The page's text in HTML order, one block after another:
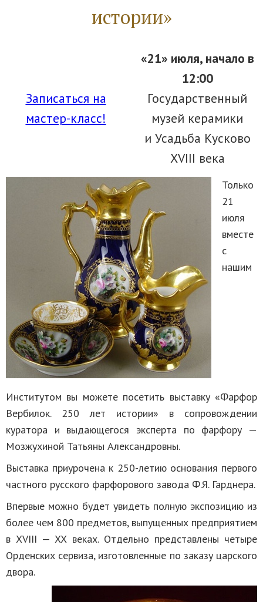
истории»
Записаться на
мастер-класс!
«21» июля, начало в
12:00
Государственный
музей керамики
и Усадьба Кусково
XVIII века
Только
21
июля
вместе
с
нашим
Институтом вы можете посетить выставку «Фарфор
Вербилок. 250 лет истории» в сопровождении
куратора и выдающегося эксперта по фарфору —
Мозжухиной Татьяны Александровны.
Выставка приурочена к 250-летию основания первого
частного русского фарфорового завода Ф.Я. Гарднера.
Впервые можно будет увидеть полную экспозицию из
более чем 800 предметов, выпущенных предприятием
в XVIII — XX веках. Отдельно представлены четыре
Орденских сервиза, изготовленные по заказу царского
двора.